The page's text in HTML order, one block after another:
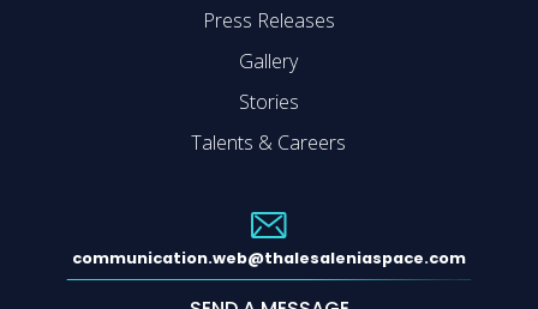
Press Releases
Gallery
Stories
Talents & Careers
communication.web@thalesaleniaspace.com